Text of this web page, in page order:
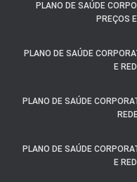
PLANO DE SAÚDE
PREÇOS
PLANO DE SAÚDE
E
PLANO DE SAÚDE
PLANO DE SAÚDE
E